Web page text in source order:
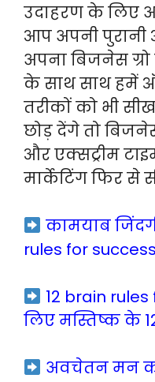
उदाहरण के लिए
आप अपनी पुरानी
अपना बिजनेस
के साथ साथ हमें
तरीकों को भी
छोड़ देंगे तो
और एक्सट्रीम
मार्केटिंग फिर से
कामयाब
rules for
12 brain
लिए मस्तिष्क के
अवचेतन मन